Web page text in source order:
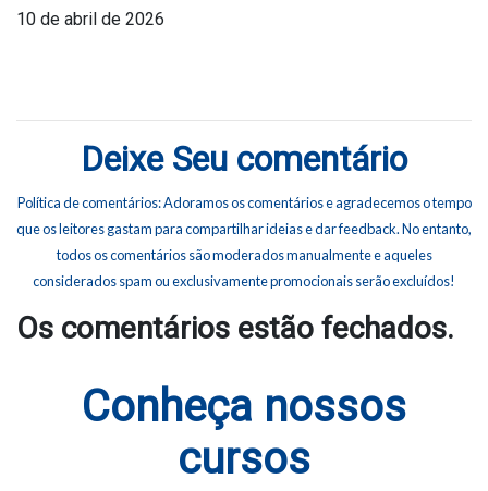
10 de abril de 2026
Deixe Seu comentário
Política de comentários: Adoramos os comentários e agradecemos o tempo
que os leitores gastam para compartilhar ideias e dar feedback. No entanto,
todos os comentários são moderados manualmente e aqueles
considerados spam ou exclusivamente promocionais serão excluídos!
Os comentários estão fechados.
Conheça nossos
cursos